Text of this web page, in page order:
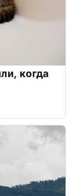
когда